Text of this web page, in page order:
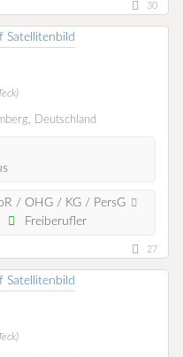
30
Deutschland
/ OHG / KG / PersG
Freiberufler
27